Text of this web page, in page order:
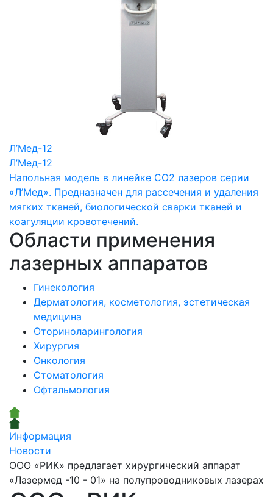
Л’Мед-12
Л’Мед-12
Напольная модель в линейке СО2 лазеров серии
«Л’Мед». Предназначен для рассечения и удаления
мягких тканей, биологической сварки тканей и
коагуляции кровотечений.
Области применения
лазерных аппаратов
Гинекология
Дерматология, косметология, эстетическая
медицина
Оториноларингология
Хирургия
Онкология
Стоматология
Офтальмология
Информация
Новости
ООО «РИК» предлагает хирургический аппарат
«Лазермед -10 - 01» на полупроводниковых лазерах